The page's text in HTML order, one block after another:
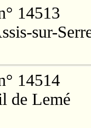
14513
sur-
14514
de Lemé